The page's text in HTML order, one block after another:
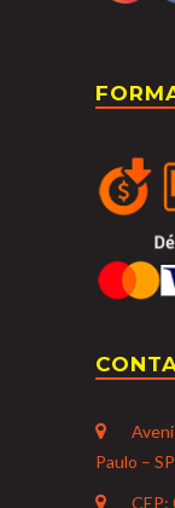
Paulo – SP
CEP: